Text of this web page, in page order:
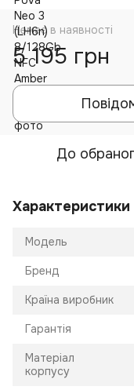
Немає в наявності
5 195 грн
До
Характеристики
Модель
Бренд
Країна виробник
Гарантія
Матеріал
корпусу